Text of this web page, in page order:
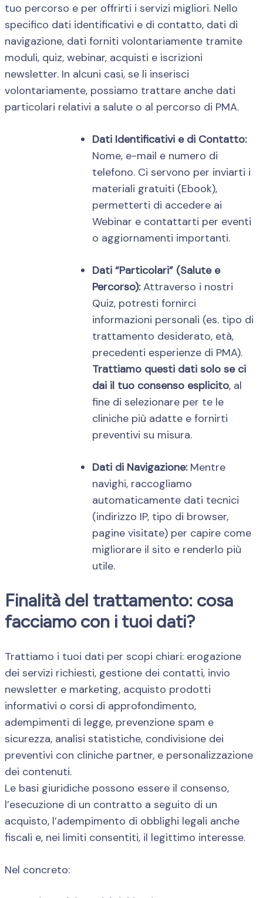
tuo percorso e per offrirti i servizi migliori. Nello
specifico dati identificativi e di contatto, dati di
navigazione, dati forniti volontariamente tramite
moduli, quiz, webinar, acquisti e iscrizioni
newsletter. In alcuni casi, se li inserisci
volontariamente, possiamo trattare anche dati
particolari relativi a salute o al percorso di PMA.
Dati Identificativi e di Contatto:
Nome, e-mail e numero di
telefono. Ci servono per inviarti i
materiali gratuiti (Ebook),
permetterti di accedere ai
Webinar e contattarti per eventi
o aggiornamenti importanti.
Dati “Particolari” (Salute e
Percorso):Attraverso i nostri
Quiz, potresti fornirci
informazioni personali (es. tipo di
trattamento desiderato, età,
precedenti esperienze di PMA).
Trattiamo questi dati solo se ci
dai il tuo consenso esplicito, al
fine di selezionare per te le
cliniche più adatte e fornirti
preventivi su misura.
Dati di Navigazione:Mentre
navighi, raccogliamo
automaticamente dati tecnici
(indirizzo IP, tipo di browser,
pagine visitate) per capire come
migliorare il sito e renderlo più
utile.
Finalità del trattamento: cosa
facciamo con i tuoi dati?
Trattiamo i tuoi dati per scopi chiari: erogazione
dei servizi richiesti, gestione dei contatti, invio
newsletter e marketing, acquisto prodotti
informativi o corsi di approfondimento,
adempimenti di legge, prevenzione spam e
sicurezza, analisi statistiche, condivisione dei
preventivi con cliniche partner, e personalizzazione
dei contenuti.
Le basi giuridiche possono essere il consenso,
l’esecuzione di un contratto a seguito di un
acquisto, l’adempimento di obblighi legali anche
fiscali e, nei limiti consentiti, il legittimo interesse.
Nel concreto: